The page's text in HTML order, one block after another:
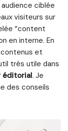
ciblée
visiteurs sur
“content
en interne. En
et
très utile dans
éditorial. Je
des conseils